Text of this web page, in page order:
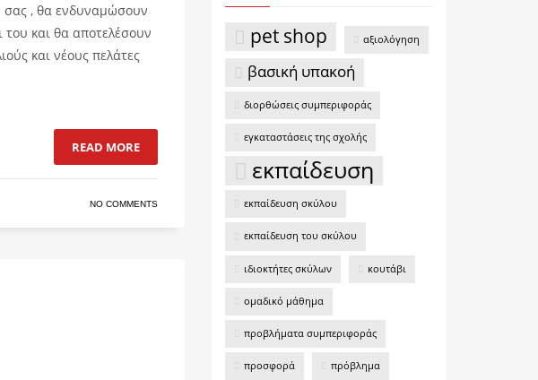
σας , θα ενδυναμώσουν
και θα αποτελέσουν
και νέους πελάτες
READ MORE
NO COMMENTS
pet shop αξιολόγηση
βασική υπακοή
διορθώσεις συμπεριφοράς
εγκαταστάσεις της σχολής
εκπαίδευση
εκπαίδευση σκύλου
εκπαίδευση του σκύλου
ιδιοκτήτες σκύλων κουτάβι
ομαδικό μάθημα
προβλήματα συμπεριφοράς
προσφορά πρόβλημα